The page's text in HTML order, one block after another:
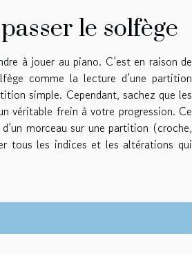
le solfège
à jouer au piano. C’est en raison de
comme la lecture d’une partition
simple. Cependant, sachez que les
véritable frein à votre progression. Ce
morceau sur une partition (croche,
tous les indices et les altérations qui